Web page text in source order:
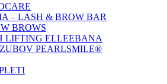
– LASH & BROW BAR
BROWS
LIFTING ELLEEBANA
PEARLSMILE®